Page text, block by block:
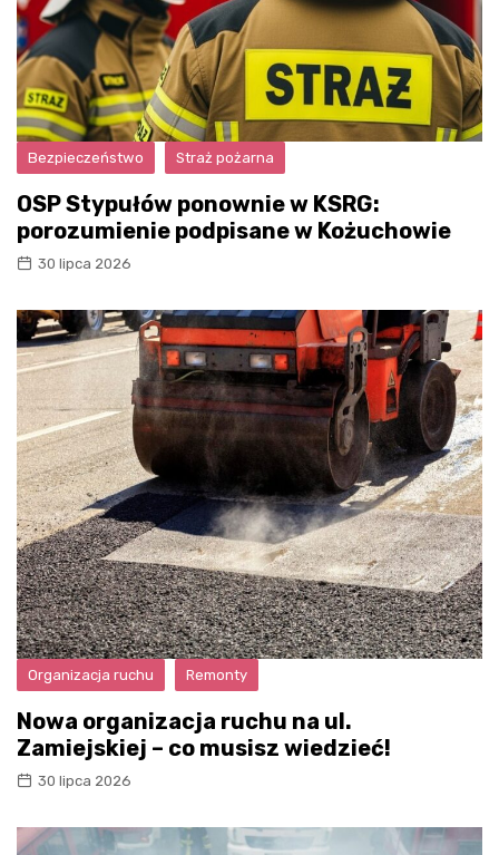
Bezpieczeństwo Straż pożarna
OSP Stypułów ponownie w KSRG:
porozumienie podpisane w Kożuchowie
30 lipca 2026
Organizacja ruchu Remonty
Nowa organizacja ruchu na ul.
Zamiejskiej – co musisz wiedzieć!
30 lipca 2026